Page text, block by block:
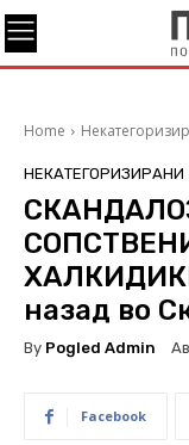
Home
НЕКАТЕГОРИЗИРАНИ
назад во
By Pogled Admin
Facebook